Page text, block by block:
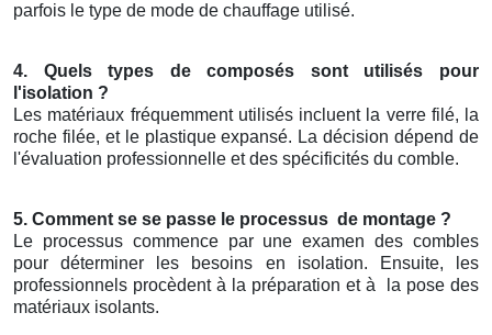
parfois le type de mode de chauffage utilisé.
4. Quels types de composés sont utilisés pour
l'isolation ?
Les matériaux fréquemment utilisés incluent la verre filé, la
roche filée, et le plastique expansé. La décision dépend de
l'évaluation professionnelle et des spécificités du comble.
5. Comment se se passe le processus de montage ?
Le processus commence par une examen des combles
pour déterminer les besoins en isolation. Ensuite, les
professionnels procèdent à la préparation et à
la pose des
matériaux isolants.